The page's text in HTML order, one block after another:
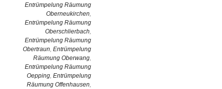
Entrümpelung Räumung
Oberneukirchen,
Entrümpelung Räumung
Oberschlierbach,
Entrümpelung Räumung
Obertraun, Entrümpelung
Räumung Oberwang,
Entrümpelung Räumung
Oepping, Entrümpelung
Räumung Offenhausen,